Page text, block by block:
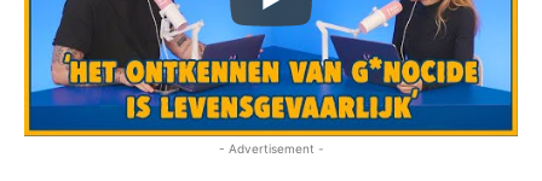
- Advertisement -